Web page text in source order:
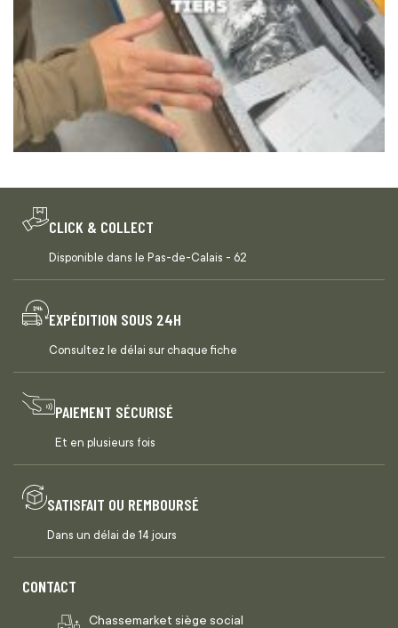
CLICK & COLLECT
Disponible dans le Pas-de-Calais - 62
EXPÉDITION SOUS 24H
Consultez le délai sur chaque fiche
PAIEMENT SÉCURISÉ
Et en plusieurs fois
SATISFAIT OU REMBOURSÉ
Dans un délai de 14 jours
CONTACT
Chassemarket siège social